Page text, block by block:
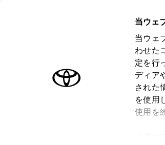
当ウェ
当ウェ
わせた
定を行
ディア
された
を使用
使用を
オーナーサポート
トヨタ認定中古車
トヨタ認定中古車の